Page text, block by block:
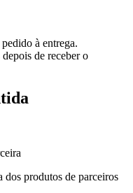
à entrega.
de receber o
dos produtos de parceiros